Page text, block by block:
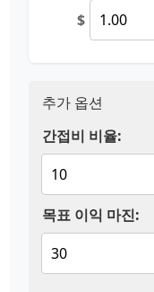
$
추가 옵션
간접비 비율:
목표 이익 마진: